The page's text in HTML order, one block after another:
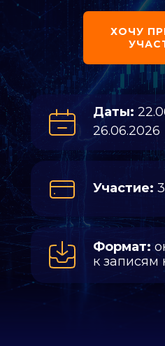
ХОЧУ
Даты:
26.06.2026
Участие:
Формат:
к записям